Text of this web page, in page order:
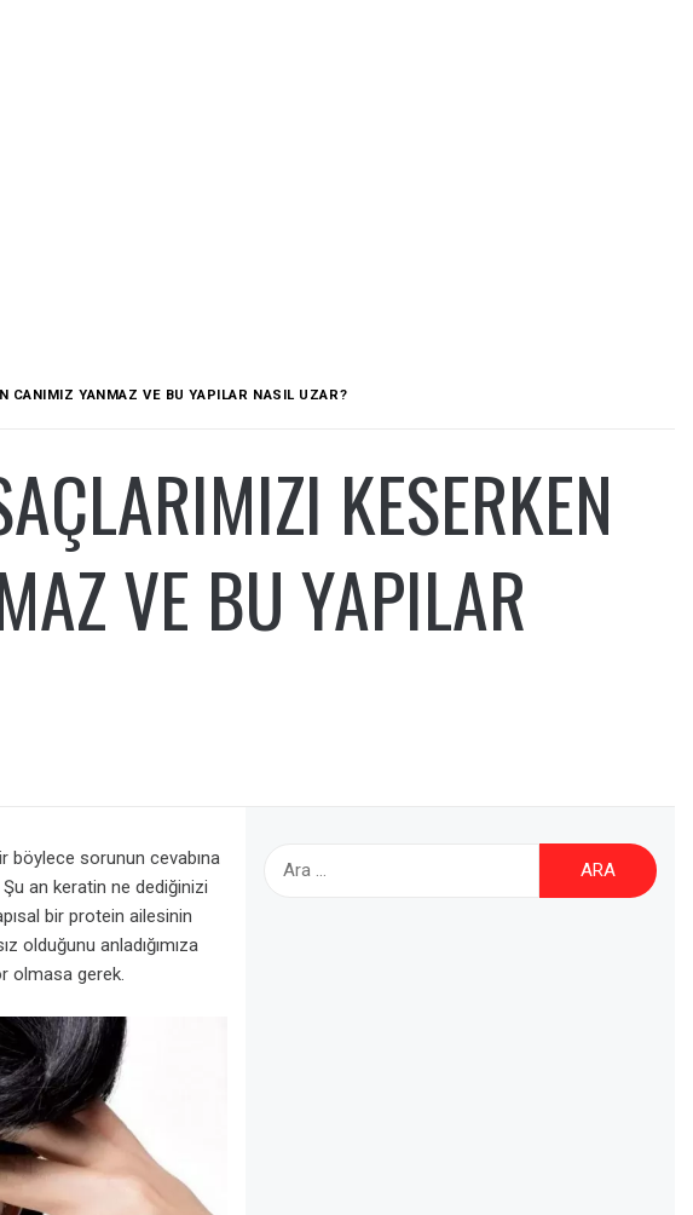
CANIMIZ YANMAZ VE BU YAPILAR NASIL UZAR?
KESERKEN
VE BU YAPILAR
böylece sorunun cevabına
Şu an keratin ne dediğinizi
bir protein ailesinin
olduğunu anladığımıza
olmasa gerek.